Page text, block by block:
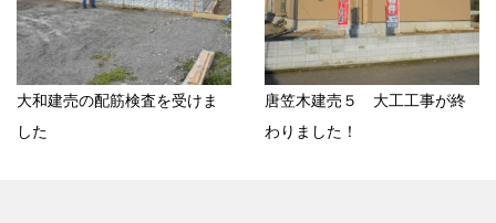
大和建売の配筋検査を受けま
した
唐笠木建売５ 大工工事が終
わりました！